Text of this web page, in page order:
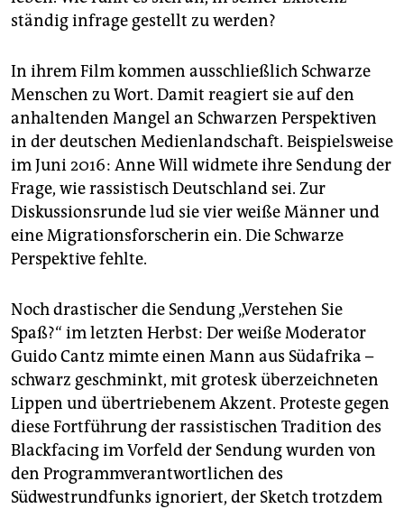
ständig infrage gestellt zu werden?
In ihrem Film kommen ausschließlich Schwarze
Menschen zu Wort. Damit reagiert sie auf den
anhaltenden Mangel an Schwarzen Perspektiven
in der deutschen Medienlandschaft. Beispielsweise
im Juni 2016: Anne Will widmete ihre Sendung der
Frage, wie rassistisch Deutschland sei. Zur
Diskussionsrunde lud sie vier weiße Männer und
eine Migrationsforscherin ein. Die Schwarze
Perspektive fehlte.
Noch drastischer die Sendung „Verstehen Sie
Spaß?“ im letzten Herbst: Der weiße Moderator
Guido Cantz mimte einen Mann aus Südafrika –
schwarz geschminkt, mit grotesk überzeichneten
Lippen und übertriebenem Akzent. Proteste gegen
diese Fortführung der rassistischen Tradition des
Blackfacing im Vorfeld der Sendung wurden von
den Programmverantwortlichen des
Südwestrundfunks ignoriert, der Sketch trotzdem